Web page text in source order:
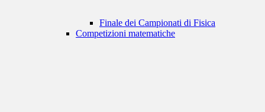
Finale dei Campionati di Fisica
Competizioni matematiche